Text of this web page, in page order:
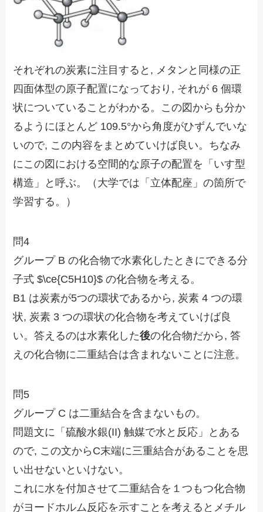
それぞれの炭素に注目すると, メタンと同様の正
四面体型の原子配置になっており, それが 6 個環
状についていることがわかる。この図からも分か
るようにほとんど 109.5°から角度がひずんでいな
いので, この内容をまとめていけば良い。ちなみ
にこの図における空間的な原子の配置を「いす型
構造」と呼ぶ。（大学では「立体配座」の箇所で
学習する。）
問4
グループ B の化合物で水素化したときにできる分
子式 $\ce{C5H10}$ の化合物を考える。
B1 は炭素が5つの環状であるから, 炭素 4 つの環
状, 炭素 3 つの環状の化合物を考えていけば良
い。答えるのは水素化した後の化合物だから, 答
えの化合物に二重結合は含まれないことに注意。
問5
グループ C は二重結合を含まないもの。
問題文に「硫酸水銀(II) 触媒で水と反応」とある
ので, この文からC末端に三重結合があることを思
い出せないといけない。
これに水を付加させて二重結合を１つもつ化合物
がヨードホルム反応を示すことを考えるとメチル